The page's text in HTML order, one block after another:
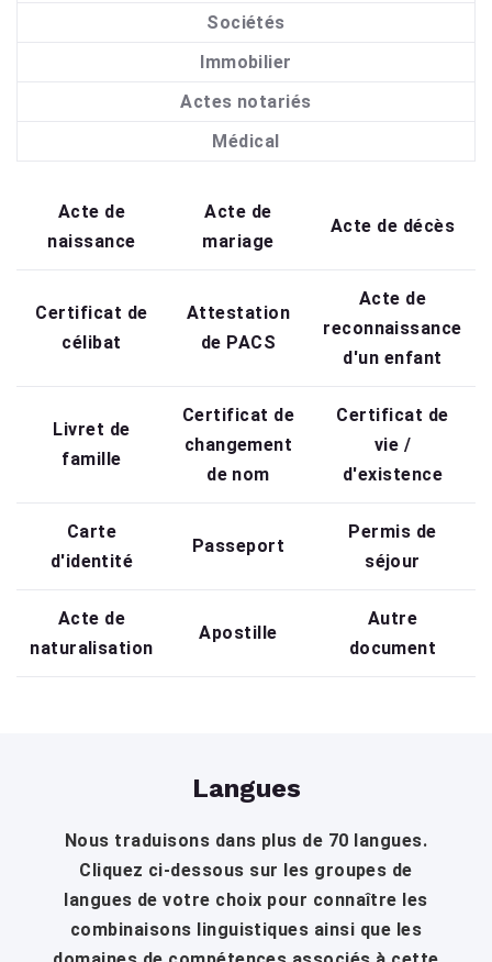
Sociétés
Immobilier
Actes notariés
Médical
Acte de
naissance
Acte de
mariage
Acte de décès
Certificat de
célibat
Attestation
de PACS
Acte de
reconnaissance
d'un enfant
Livret de
famille
Certificat de
changement
de nom
Certificat de
vie /
d'existence
Carte
d'identité
Passeport
Permis de
séjour
Acte de
naturalisation
Apostille
Autre
document
Langues
Nous traduisons dans plus de 70 langues.
Cliquez ci-dessous sur les groupes de
langues de votre choix pour connaître les
combinaisons linguistiques ainsi que les